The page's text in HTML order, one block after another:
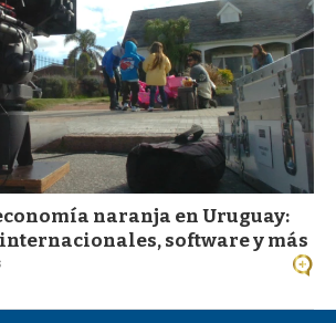
naranja en Uruguay:
software y más